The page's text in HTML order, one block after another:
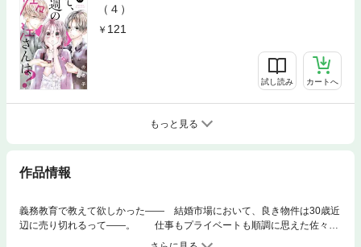
（４）
121
試し読み カートへ
もっと見る
作品情報
義務教育で教えて欲しかった―― 結婚市場において、良き物件は30歳近
辺に売り切れるって――。 仕事もプライベートも順調に思えた佐々江
美月・30歳。 30になった途端に人生の様子がおかしい…！？ 色々とキ